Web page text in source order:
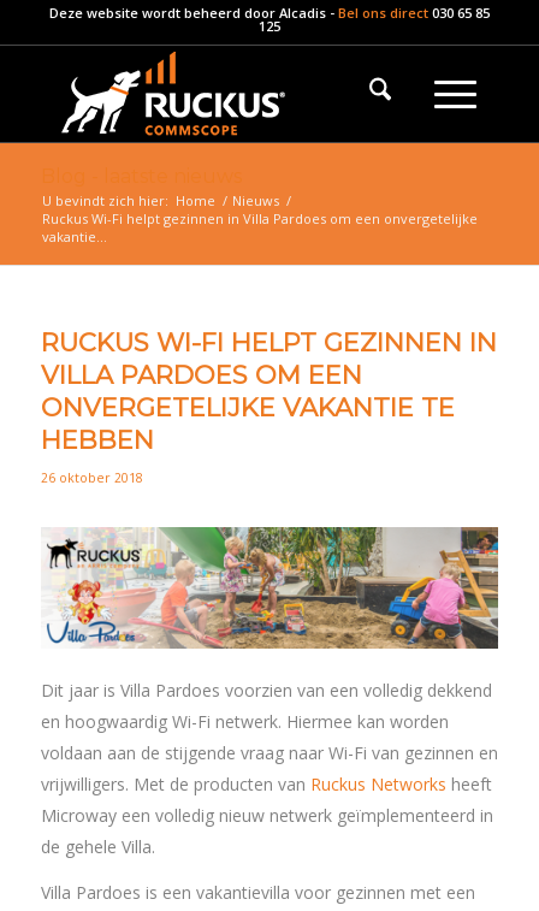
Deze website wordt beheerd door Alcadis- Bel ons direct 030 65 85
125
U bevindt zich hier: Home / Nieuws /
Ruckus Wi-Fi helpt gezinnen in Villa Pardoes om een onvergetelijke
vakantie...
RUCKUS WI-FI HELPT GEZINNEN IN
VILLA PARDOES OM EEN
ONVERGETELIJKE VAKANTIE TE
HEBBEN
26 oktober 2018
Dit jaar is Villa Pardoes voorzien van een volledig dekkend
en hoogwaardig Wi-Fi netwerk. Hiermee kan worden
voldaan aan de stijgende vraag naar Wi-Fi van gezinnen en
vrijwilligers. Met de producten van Ruckus Networks heeft
Microway een volledig nieuw netwerk geïmplementeerd in
de gehele Villa.
Villa Pardoes is een vakantievilla voor gezinnen met een